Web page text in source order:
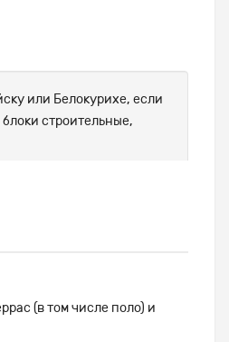
или Белокурихе, если
строительные,
(в том числе поло) и